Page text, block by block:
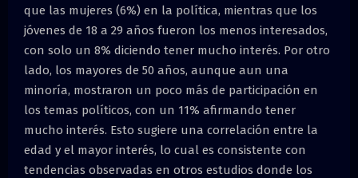
que las mujeres (6%) en la política, mientras que los
jóvenes de 18 a 29 años fueron los menos interesados,
con solo un 8% diciendo tener mucho interés. Por otro
lado, los mayores de 50 años, aunque aun una
minoría, mostraron un poco más de participación en
los temas políticos, con un 11% afirmando tener
mucho interés. Esto sugiere una correlación entre la
edad y el mayor interés, lo cual es consistente con
tendencias observadas en otros estudios donde los